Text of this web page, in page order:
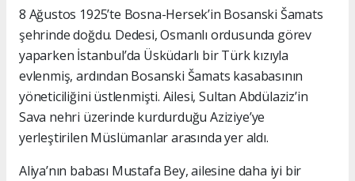
8 Ağustos 1925’te Bosna-Hersek’in Bosanski Šamats
şehrinde doğdu. Dedesi, Osmanlı ordusunda görev
yaparken İstanbul’da Üsküdarlı bir Türk kızıyla
evlenmiş, ardından Bosanski Šamats kasabasının
yöneticiliğini üstlenmişti. Ailesi, Sultan Abdülaziz’in
Sava nehri üzerinde kurdurduğu Aziziye’ye
yerleştirilen Müslümanlar arasında yer aldı.
Aliya’nın babası Mustafa Bey, ailesine daha iyi bir